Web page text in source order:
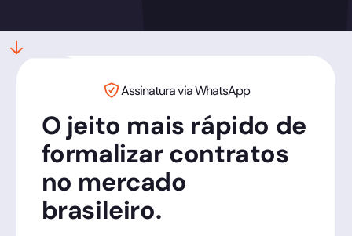
Assinatura via WhatsApp
O jeito mais rápido de
formalizar contratos
no mercado
brasileiro.